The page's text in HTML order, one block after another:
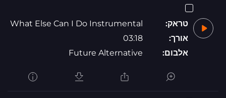
טראק:
What Else Can I Do Instrumental
אורך:
03:18
אלבום:
Future Alternative